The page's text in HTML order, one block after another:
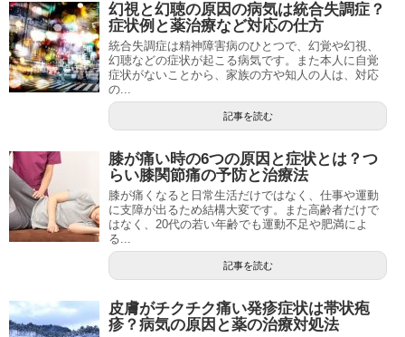
幻視と幻聴の原因の病気は統合失調症？
症状例と薬治療など対応の仕方
統合失調症は精神障害病のひとつで、幻覚や幻視、
幻聴などの症状が起こる病気です。また本人に自覚
症状がないことから、家族の方や知人の人は、対応
の...
記事を読む
膝が痛い時の6つの原因と症状とは？つ
らい膝関節痛の予防と治療法
膝が痛くなると日常生活だけではなく、仕事や運動
に支障が出るため結構大変です。また高齢者だけで
はなく、20代の若い年齢でも運動不足や肥満によ
る...
記事を読む
皮膚がチクチク痛い発疹症状は帯状疱
疹？病気の原因と薬の治療対処法